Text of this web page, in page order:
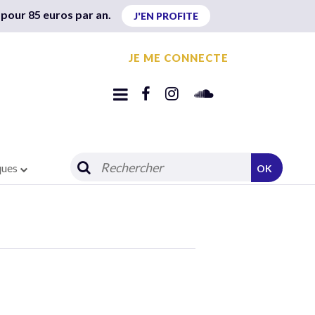
85 euros par an. J'EN PROFITE
JE ME CONNECTE
OK